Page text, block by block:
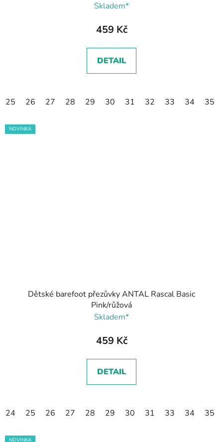
Skladem*
459 Kč
DETAIL
25 26 27 28 29 30 31 32 33 34 35
NOVINKA
Dětské barefoot přezůvky ANTAL Rascal Basic
Pink/růžová
Skladem*
459 Kč
DETAIL
24 25 26 27 28 29 30 31 33 34 35
NOVINKA